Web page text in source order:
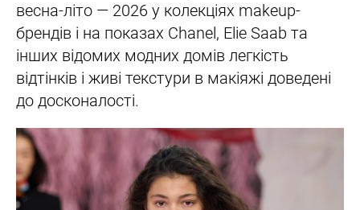
весна-літо — 2026 у колекціях makeup-
брендів і на показах Chanel, Elie Saab та
інших відомих модних домів легкість
відтінків і живі текстури в макіяжі доведені
до досконалості.